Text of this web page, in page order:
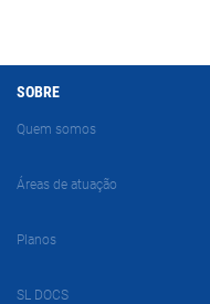
SOBRE
Quem somos
Áreas de atuação
Planos
SL DOCS